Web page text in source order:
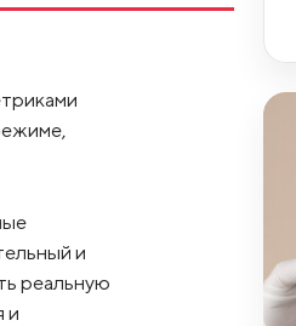
и
реальную
и